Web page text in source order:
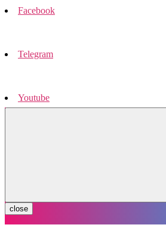
Facebook
Telegram
Youtube
close